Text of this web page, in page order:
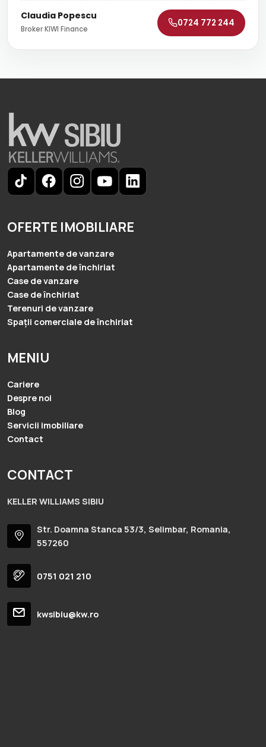
Claudia Popescu
Broker KIWI Finance
0724 772 244
OFERTE IMOBILIARE
Apartamente de vanzare
Apartamente de închiriat
Case de vanzare
Case de închiriat
Terenuri de vanzare
Spații comerciale de închiriat
MENIU
Cariere
Despre noi
Blog
Servicii imobiliare
Contact
CONTACT
KELLER WILLIAMS SIBIU
Str. Doamna Stanca 53/3, Selimbar, Romania,
557260
0751 021 210
kwsibiu@kw.ro